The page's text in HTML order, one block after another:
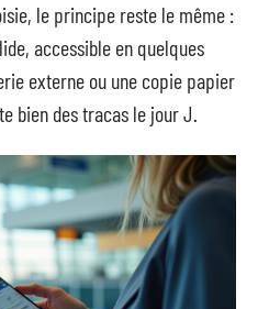
le principe reste le même :
accessible en quelques
externe ou une copie papier
bien des tracas le jour J.